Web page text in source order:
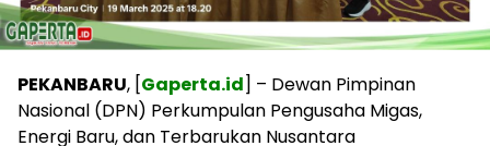
PEKANBARU, [Gaperta.id] – Dewan Pimpinan
Nasional (DPN) Perkumpulan Pengusaha Migas,
Energi Baru, dan Terbarukan Nusantara